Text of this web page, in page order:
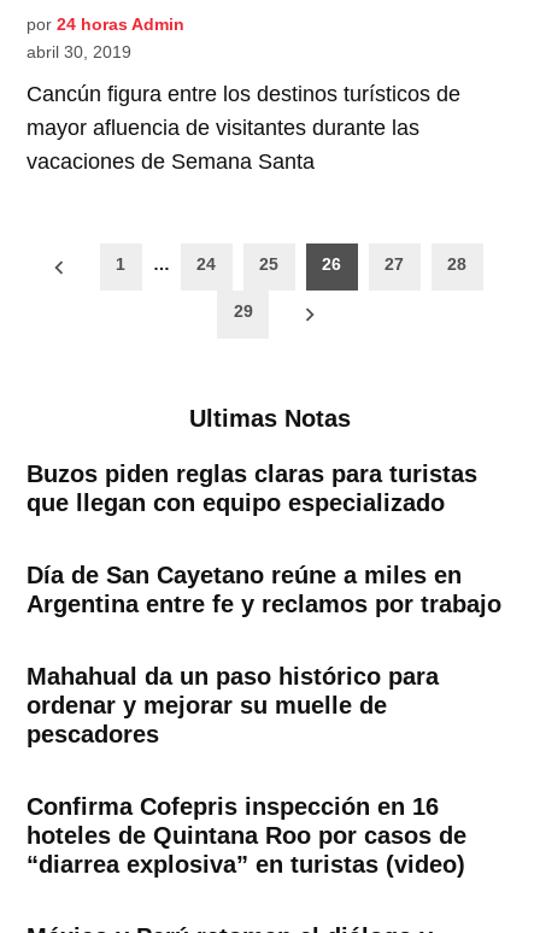
por 24 horas Admin
abril 30, 2019
Cancún figura entre los destinos turísticos de
mayor afluencia de visitantes durante las
vacaciones de Semana Santa
Paginación
1 … 24 25 26 27 28
29
Ultimas Notas
Buzos piden reglas claras para turistas
que llegan con equipo especializado
Día de San Cayetano reúne a miles en
Argentina entre fe y reclamos por trabajo
Mahahual da un paso histórico para
ordenar y mejorar su muelle de
pescadores
Confirma Cofepris inspección en 16
hoteles de Quintana Roo por casos de
“diarrea explosiva” en turistas (video)